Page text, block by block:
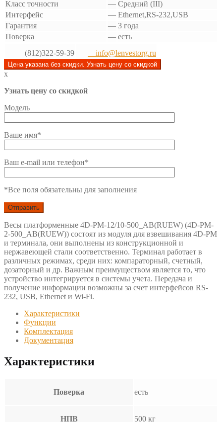
Класс точности
— Средний (III)
Интерфейс
— Ethernet,RS-232,USB
Гарантия
— 3 года
Поверка
— есть
(812)322-59-39
info@lenvestorg.ru
Цена указана без скидки. Узнать цену со скидкой
x
Узнать цену со скидкой
Модель
Ваше имя*
Ваш e-mail или телефон*
*Все поля обязательны для заполнения
Весы платформенные 4D-PM-12/10-500_AB(RUEW) (4D-PM-
2-500_AB(RUEW)) состоят из модуля для взвешивания 4D-PM
и терминала, они выполнены из конструкционной и
нержавеющей стали соответственно. Терминал работает в
различных режимах, среди них: компараторный, счетный,
дозаторный и др. Важным преимуществом является то, что
устройство интегрируется в системы учета. Передача и
получение информации возможны за счет интерфейсов RS-
232, USB, Ethernet и Wi-Fi.
Характеристики
Функции
Комплектация
Документация
Характеристики
Поверка есть
НПВ 500 кг